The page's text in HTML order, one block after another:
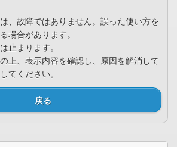
、故障ではありません。誤った使い方を
場合があります。
止まります。
上、表示内容を確認し、原因を解消して
てください。
戻る